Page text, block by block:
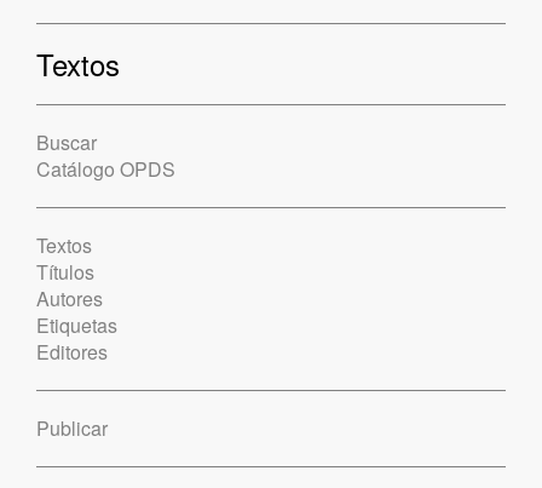
Textos
Buscar
Catálogo OPDS
Textos
Títulos
Autores
Etiquetas
Editores
Publicar